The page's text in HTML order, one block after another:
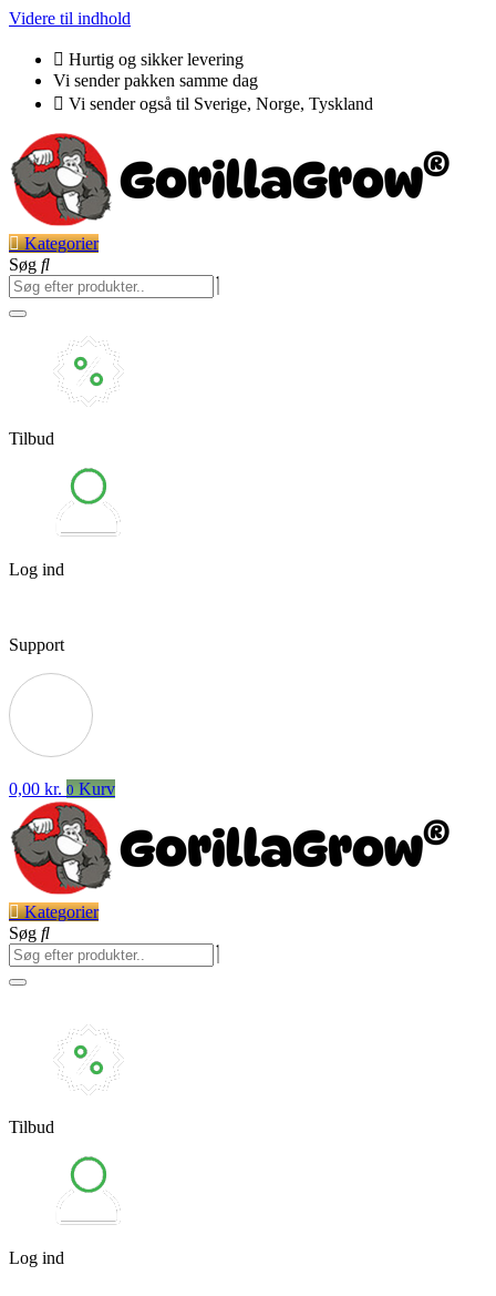
Videre til indhold
Hurtig og sikker levering
Vi sender pakken samme dag
Vi sender også til Sverige, Norge, Tyskland
Kategorier
Søg
Tilbud
Log ind
Support
0,00 kr. 0 Kurv
Kategorier
Søg
Tilbud
Log ind